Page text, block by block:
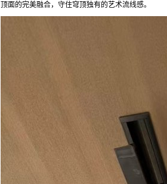
顶面的完美融合，守住穹顶独有的艺术流线感。